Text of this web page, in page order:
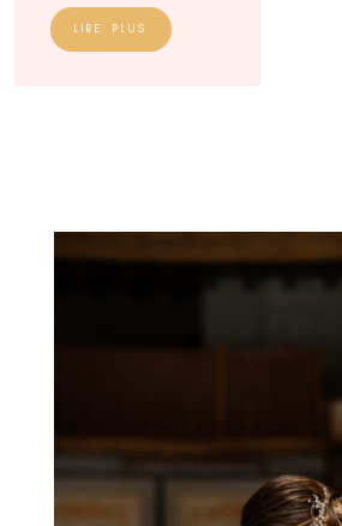
LIRE PLUS